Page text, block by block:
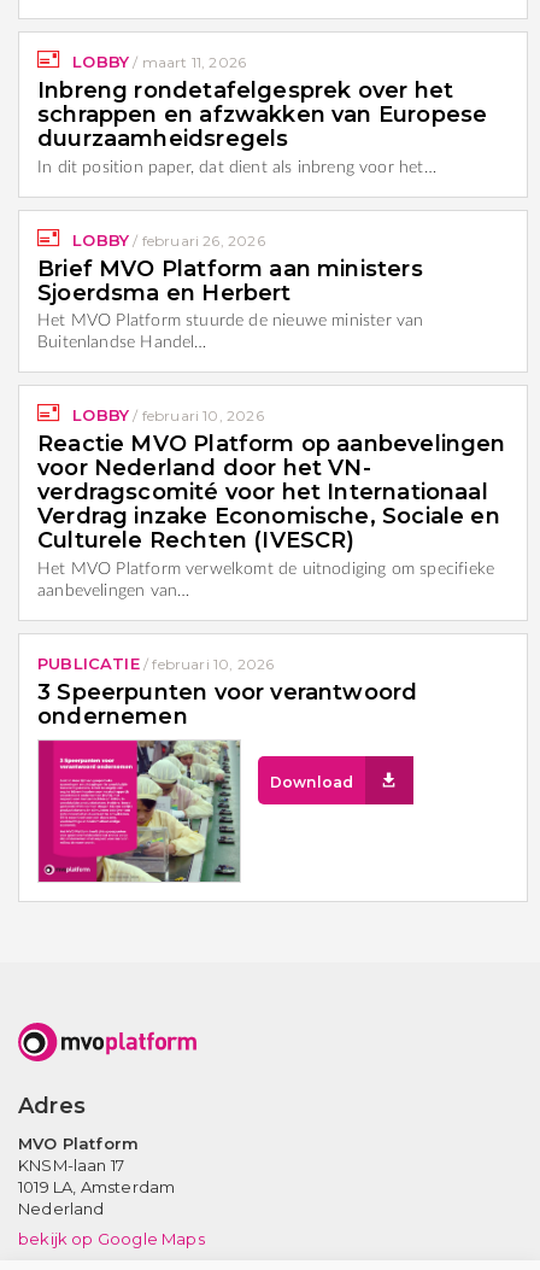
LOBBY / maart 11, 2026
Inbreng rondetafelgesprek over het
schrappen en afzwakken van Europese
duurzaamheidsregels
In dit position paper, dat dient als inbreng voor het…
LOBBY / februari 26, 2026
Brief MVO Platform aan ministers
Sjoerdsma en Herbert
Het MVO Platform stuurde de nieuwe minister van
Buitenlandse Handel…
LOBBY / februari 10, 2026
Reactie MVO Platform op aanbevelingen
voor Nederland door het VN-
verdragscomité voor het Internationaal
Verdrag inzake Economische, Sociale en
Culturele Rechten (IVESCR)
Het MVO Platform verwelkomt de uitnodiging om specifieke
aanbevelingen van…
PUBLICATIE/februari 10, 2026
3 Speerpunten voor verantwoord
ondernemen
Download
Adres
MVO Platform
KNSM-laan 17
1019 LA, Amsterdam
Nederland
bekijk op Google Maps